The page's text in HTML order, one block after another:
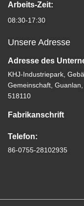
Arbeits-Zeit:
08:30-17:30
Unsere Adresse
Adresse des
KHJ-Industriepark,
Gemeinschaft,
518110
Fabrikanschrift
Telefon:
86-0755-28102935